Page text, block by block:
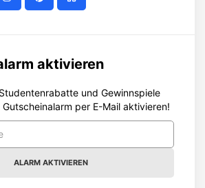
aktivieren
und Gewinnspiele
per E-Mail aktivieren!
ALARM AKTIVIEREN